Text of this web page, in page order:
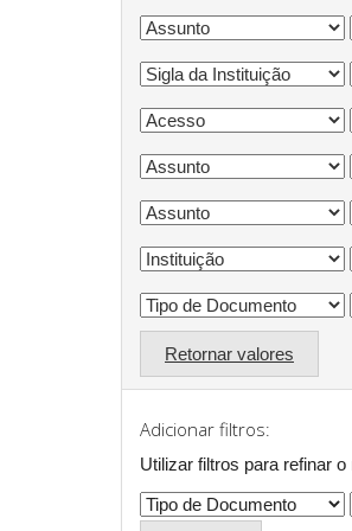
Retornar valores
Adicionar filtros:
Utilizar filtros para refinar